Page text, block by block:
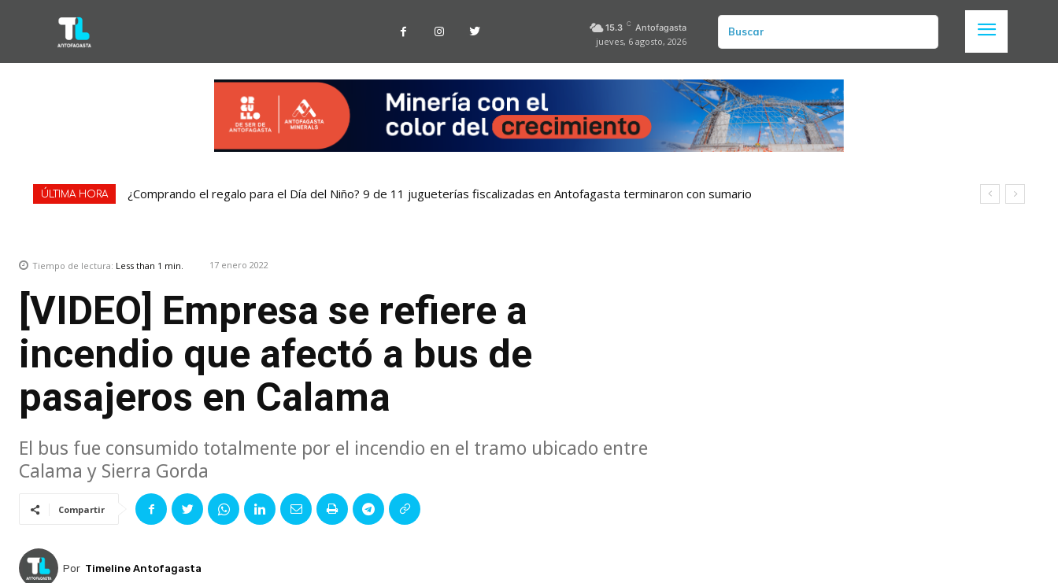
15.3 C Antofagasta
jueves, 6 agosto, 2026
Buscar
ÚLTIMA HORA ¿Comprando el regalo para el Día del Niño? 9 de 11 jugueterías fiscalizadas en Antofagasta terminaron con sumario
Tiempo de lectura: Less than 1 min. 17 enero 2022
[VIDEO] Empresa se refiere a
incendio que afectó a bus de
pasajeros en Calama
El bus fue consumido totalmente por el incendio en el tramo ubicado entre
Calama y Sierra Gorda
Compartir
Por Timeline Antofagasta